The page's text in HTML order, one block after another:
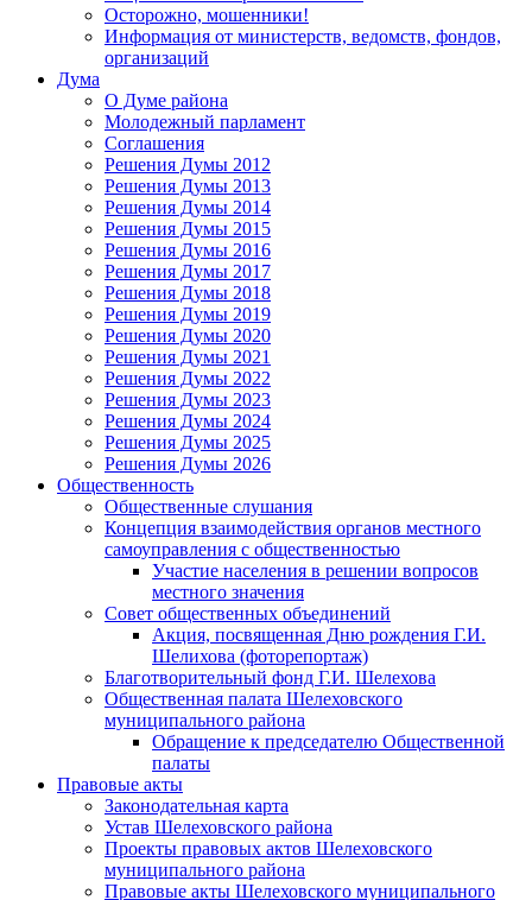
Осторожно, мошенники!
Информация от министерств, ведомств, фондов,
организаций
Дума
О Думе района
Молодежный парламент
Соглашения
Решения Думы 2012
Решения Думы 2013
Решения Думы 2014
Решения Думы 2015
Решения Думы 2016
Решения Думы 2017
Решения Думы 2018
Решения Думы 2019
Решения Думы 2020
Решения Думы 2021
Решения Думы 2022
Решения Думы 2023
Решения Думы 2024
Решения Думы 2025
Решения Думы 2026
Общественность
Общественные слушания
Концепция взаимодействия органов местного
самоуправления с общественностью
Участие населения в решении вопросов
местного значения
Совет общественных объединений
Акция, посвященная Дню рождения Г.И.
Шелихова (фоторепортаж)
Благотворительный фонд Г.И. Шелехова
Общественная палата Шелеховского
муниципального района
Обращение к председателю Общественной
палаты
Правовые акты
Законодательная карта
Устав Шелеховского района
Проекты правовых актов Шелеховского
муниципального района
Правовые акты Шелеховского муниципального